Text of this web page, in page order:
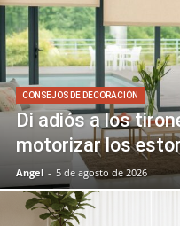
CONSEJOS DE DECORACIÓN
Di adiós a los
motorizar los
Angel - 5 de agosto de 2026